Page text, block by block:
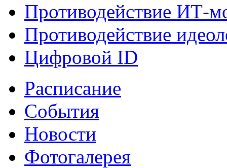
Противодействие ИТ-
Противодействие
Цифровой ID
Расписание
События
Новости
Фотогалерея